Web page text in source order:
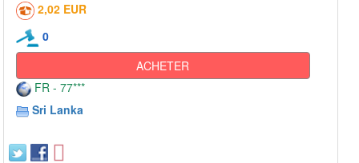
2,02 EUR
0
ACHETER
FR - 77***
Sri Lanka